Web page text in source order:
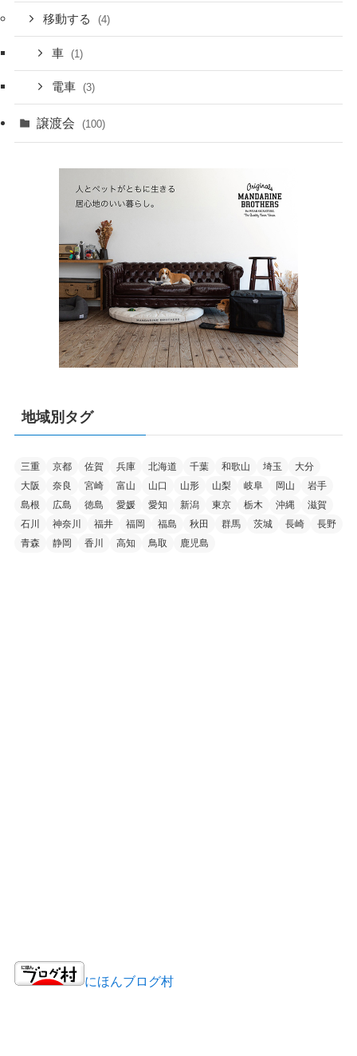
移動する (4)
車 (1)
電車 (3)
譲渡会 (100)
地域別タグ
三重 京都 佐賀 兵庫 北海道 千葉 和歌山 埼玉
大分
大阪
奈良 宮崎 富山 山口 山形 山梨 岐阜 岡山
岩手
島根
広島 徳島 愛媛 愛知 新潟 東京 栃木 沖縄
滋賀
石川
神奈川 福井 福岡 福島 秋田 群馬 茨城 長崎
長野
青森
静岡 香川 高知 鳥取 鹿児島
にほんブログ村